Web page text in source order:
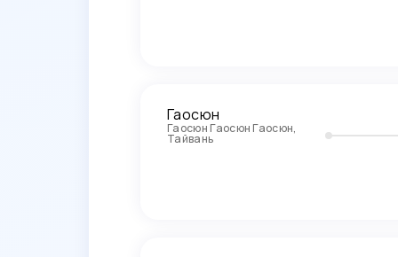
Гаосюн
Гаосюн Гаосюн Гаосюн,
Тайвань